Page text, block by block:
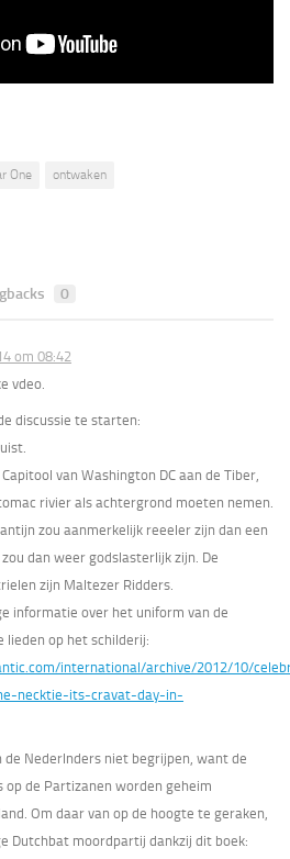
One ontwaken
0
om 08:42
vdeo.
discussie te starten:
van Washington DC aan de Tiber,
rivier als achtergrond moeten nemen.
zou aanmerkelijk reeeler zijn dan een
dan weer godslasterlijk zijn. De
zijn Maltezer Ridders.
informatie over het uniform van de
lieden op het schilderij:
international/archive/2012/10/
necktie-its-cravat-day-in-
de Nederlnders niet begrijpen, want de
op de Partizanen worden geheim
Om daar van op de hoogte te geraken,
Dutchbat moordpartij dankzij dit boek: